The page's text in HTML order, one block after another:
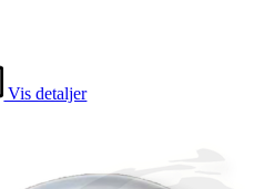
Vis detaljer